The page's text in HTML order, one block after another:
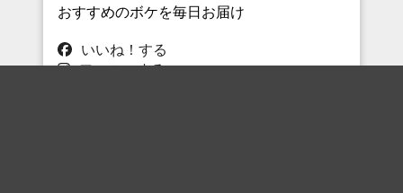
おすすめのボケを毎日お届け
いいね！する
フォローする